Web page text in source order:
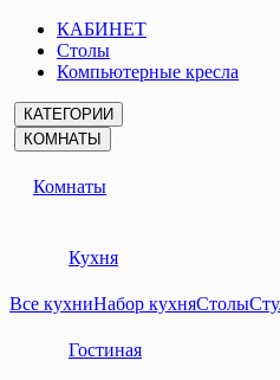
КАБИНЕТ
Столы
Компьютерные кресла
КАТЕГОРИИ
КОМНАТЫ
Комнаты
Кухня
Все кухниНабор кухняСтолы
Гостиная